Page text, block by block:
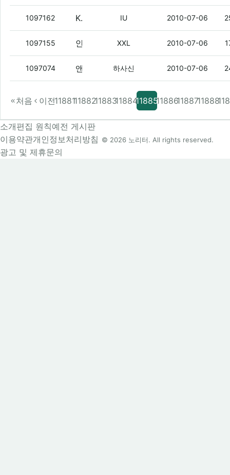
1097162 KB카드 중에 쓸만한건 (10)
IU 2010-07-06
1097155 (2)
XXL 2010-07-06
1097074 (6)
하사신 2010-07-06
처음 이전1188111882118831188411885118861188711888
소개편집 원칙예전 게시판
이용약관개인정보처리방침
광고 및 제휴문의
© 2026 노리터. All rights reserved.